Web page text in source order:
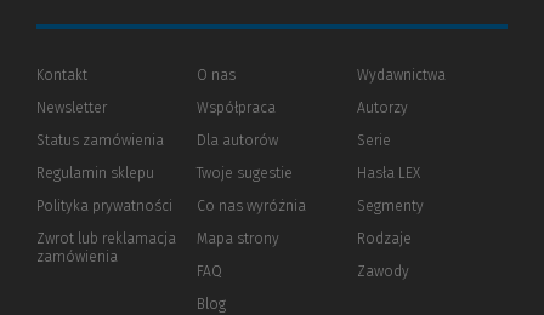
Kontakt
Newsletter
Status zamówienia
Regulamin sklepu
Polityka prywatności (Nowe
(Link
innej
Zwrot lub reklamacja
zamówienia
O nas
Współpraca
Dla autorów(Nowe
(Link
innej
strony)
Twoje sugestie
Co nas wyróżnia
Mapa strony
FAQ
Blog
Wydawnictwa
Autorzy
Serie
Hasła LEX
Segmenty
Rodzaje
Zawody